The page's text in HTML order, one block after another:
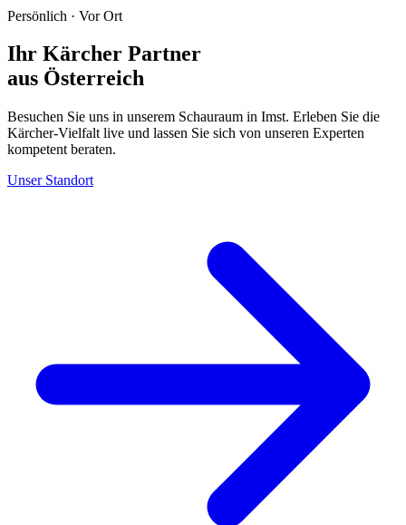
Persönlich · Vor Ort
Ihr Kärcher Partner
aus Österreich
Besuchen Sie uns in unserem Schauraum in Imst. Erleben Sie die
Kärcher-Vielfalt live und lassen Sie sich von unseren Experten
kompetent beraten.
Unser Standort